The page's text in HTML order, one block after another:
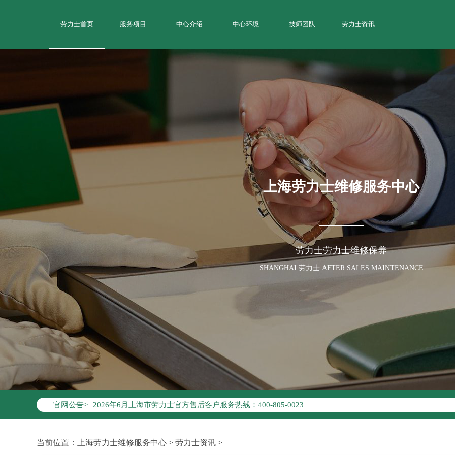
劳力士首页 服务项目 中心介绍 中心环境 技师团队 劳力士资讯
上海劳力士维修服务中心
劳力士劳力士维修保养
SHANGHAI 劳力士 AFTER SALES MAINTENANCE
官网公告>
2026年6月劳力士上海市售后服务网络优化升级公告
2026年6月劳力士售后服务中心最新网点地址：
上海市徐汇区虹桥路3号港汇中心写字楼2座37层3705室（需提前预约）
当前位置： 上海劳力士维修服务中心 > 劳力士资讯 >